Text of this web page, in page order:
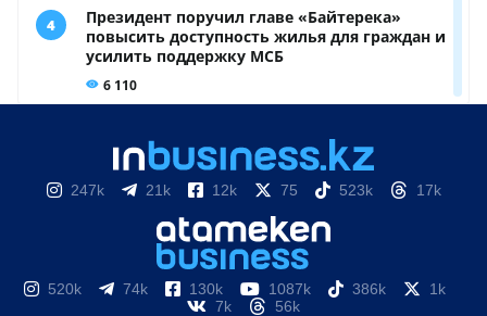
247k 21k 12k 75 523k 17k
520k 74k 130k 1087k 386k
1k
7k
56k